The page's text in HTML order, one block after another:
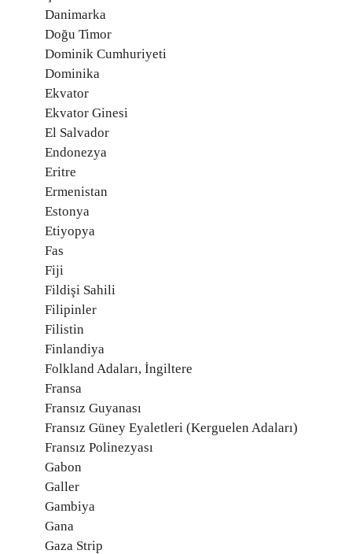
Danimarka
Doğu Timor
Dominik Cumhuriyeti
Dominika
Ekvator
Ekvator Ginesi
El Salvador
Endonezya
Eritre
Ermenistan
Estonya
Etiyopya
Fas
Fiji
Fildişi Sahili
Filipinler
Filistin
Finlandiya
Folkland Adaları, İngiltere
Fransa
Fransız Guyanası
Fransız Güney Eyaletleri (Kerguelen Adaları)
Fransız Polinezyası
Gabon
Galler
Gambiya
Gana
Gaza Strip